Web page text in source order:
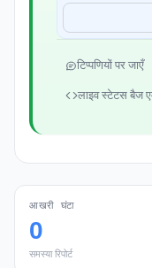
टिप्पणियों पर जाएँ
लाइव स्टेटस बैज
आखरी घंटा
0
समस्या रिपोर्ट